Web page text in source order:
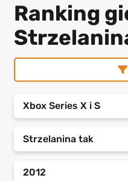
Ranking
Xbox Series X i S
Strzelanina tak
2012